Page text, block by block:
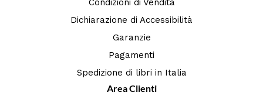
Condizioni di Vendita
Dichiarazione di Accessibilità
Garanzie
Pagamenti
Spedizione di libri in Italia
Area Clienti